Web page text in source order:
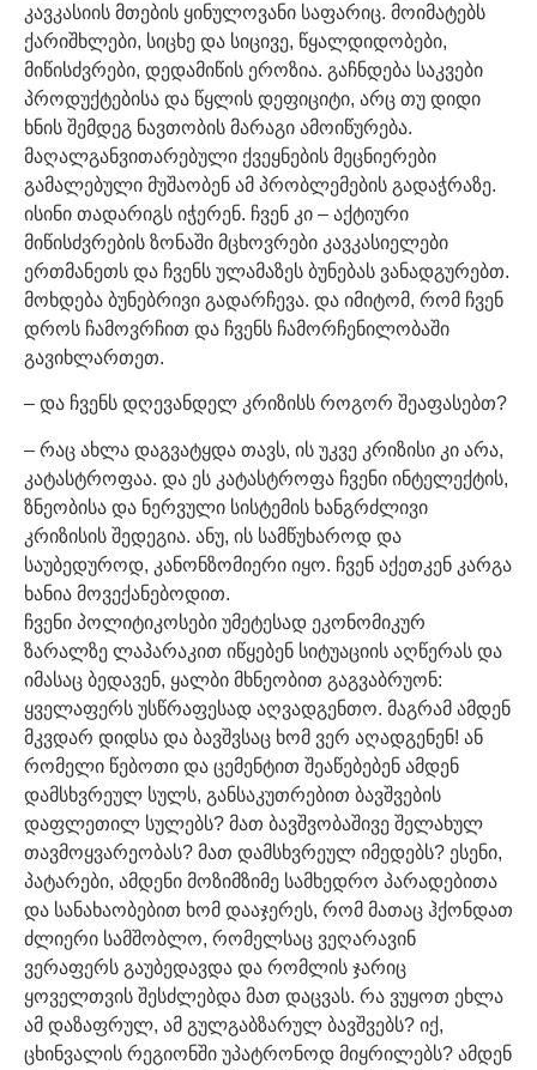
კავკასიის მთების ყინულოვანი საფარიც. მოიმატებს
ქარიშხლები, სიცხე და სიცივე, წყალდიდობები,
მიწისძვრები, დედამიწის ეროზია. გაჩნდება საკვები
პროდუქტებისა და წყლის დეფიციტი, არც თუ დიდი
ხნის შემდეგ ნავთობის მარაგი ამოიწურება.
მაღალგანვითარებული ქვეყნების მეცნიერები
გამალებული მუშაობენ ამ პრობლემების გადაჭრაზე.
ისინი თადარიგს იჭერენ. ჩვენ კი – აქტიური
მიწისძვრების ზონაში მცხოვრები კავკასიელები
ერთმანეთს და ჩვენს ულამაზეს ბუნებას ვანადგურებთ.
მოხდება ბუნებრივი გადარჩევა. და იმიტომ, რომ ჩვენ
დროს ჩამოვრჩით და ჩვენს ჩამორჩენილობაში
გავიხლართეთ.
– და ჩვენს დღევანდელ კრიზისს როგორ შეაფასებთ?
– რაც ახლა დაგვატყდა თავს, ის უკვე კრიზისი კი არა,
კატასტროფაა. და ეს კატასტროფა ჩვენი ინტელექტის,
ზნეობისა და ნერვული სისტემის ხანგრძლივი
კრიზისის შედეგია. ანუ, ის სამწუხაროდ და
საუბედუროდ, კანონზომიერი იყო. ჩვენ აქეთკენ კარგა
ხანია მოვექანებოდით.
ჩვენი პოლიტიკოსები უმეტესად ეკონომიკურ
ზარალზე ლაპარაკით იწყებენ სიტუაციის აღწერას და
იმასაც ბედავენ, ყალბი მხნეობით გაგვაბრუონ:
ყველაფერს უსწრაფესად აღვადგენთო. მაგრამ ამდენ
მკვდარ დიდსა და ბავშვსაც ხომ ვერ აღადგენენ! ან
რომელი წებოთი და ცემენტით შეაწებებენ ამდენ
დამსხვრეულ სულს, განსაკუთრებით ბავშვების
დაფლეთილ სულებს? მათ ბავშვობაშივე შელახულ
თავმოყვარეობას? მათ დამსხვრეულ იმედებს? ესენი,
პატარები, ამდენი მოზიმზიმე სამხედრო პარადებითა
და სანახაობებით ხომ დააჯერეს, რომ მათაც ჰქონდათ
ძლიერი სამშობლო, რომელსაც ვეღარავინ
ვერაფერს გაუბედავდა და რომლის ჯარიც
ყოველთვის შესძლებდა მათ დაცვას. რა ვუყოთ ეხლა
ამ დაზაფრულ, ამ გულგაბზარულ ბავშვებს? იქ,
ცხინვალის რეგიონში უპატრონოდ მიყრილებს? ამდენ